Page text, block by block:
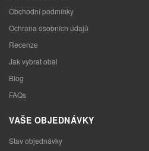
Obchodní podmínky
Ochrana osobních údajů
Recenze
Jak vybrat obal
Blog
FAQs
VAŠE OBJEDNÁVKY
Stav objednávky